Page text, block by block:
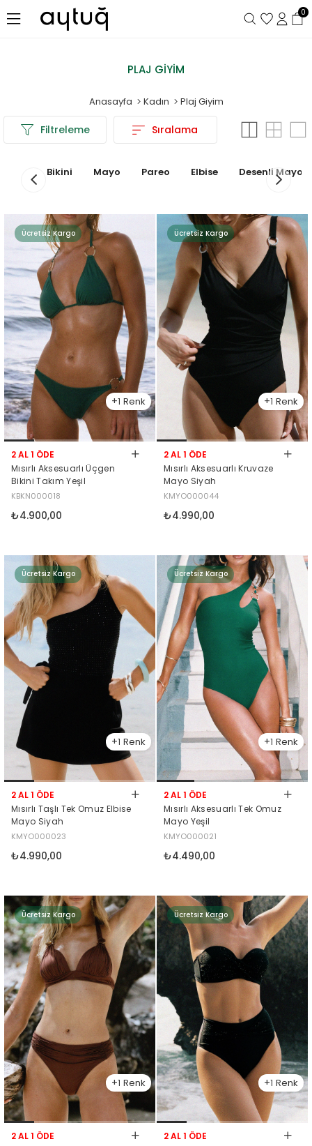
0
PLAJ GIYIM
Anasayfa Kadın Plaj Giyim
Filtreleme Sıralama
Bikini Mayo Pareo Elbise Desenli Mayo
1
2 AL 1 ÖDE
Mısırlı Aksesuarlı Üçgen
Bikini Takım Yeşil
KBKN000018
₺4.900,00
Ücretsiz Kargo
1
2 AL 1 ÖDE
Mısırlı Aksesuarlı Kruvaze
Mayo Siyah
KMYO000044
₺4.990,00
Ücretsiz Kargo
1
2 AL 1 ÖDE
Mısırlı Taşlı Tek Omuz Elbise
Mayo Siyah
KMYO000023
₺4.990,00
Ücretsiz Kargo
1
2 AL 1 ÖDE
Mısırlı Aksesuarlı Tek Omuz
Mayo Yeşil
KMYO000021
₺4.490,00
Ücretsiz Kargo
1
2 AL 1 ÖDE
Ücretsiz Kargo
1
2 AL 1 ÖDE
Ücretsiz Kargo